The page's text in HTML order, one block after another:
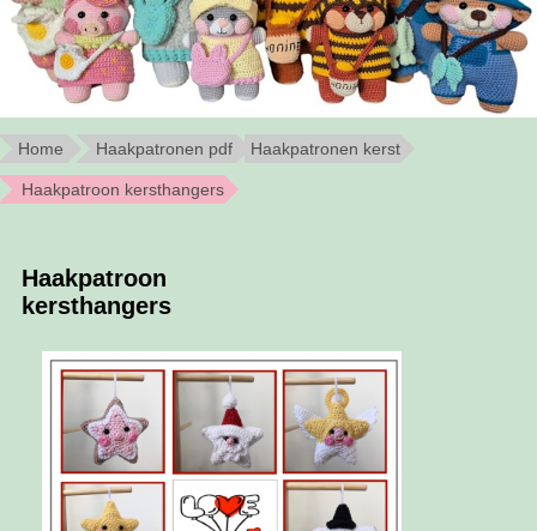
Home Haakpatronen pdf Haakpatronen kerst
Haakpatroon kersthangers
Haakpatroon
kersthangers